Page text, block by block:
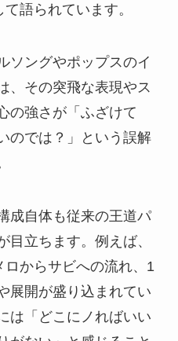
語られています。
ソングやポップスのイ
、その突飛な表現やス
の強さが「ふざけて
のでは？」という誤解
成自体も従来の王道パ
目立ちます。例えば、
からサビへの流れ、1
展開が盛り込まれてい
は「どこにノればいい